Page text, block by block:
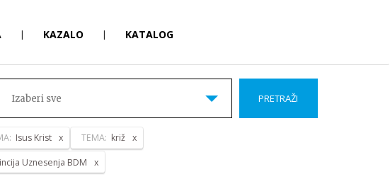
| KAZALO | KATALOG
Izaberi sve PRETRAŽI
Isus Krist TEMA: križ
Uznesenja BDM